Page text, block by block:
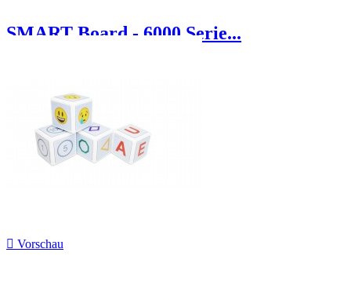
SMART Board - 6000 Serie...
 Vorschau